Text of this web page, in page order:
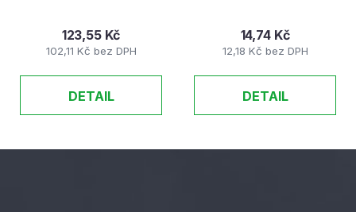
102,11 Kč bez DPH
123,55 Kč
DETAIL
12,18 Kč bez DPH
14,74 Kč
DETAIL